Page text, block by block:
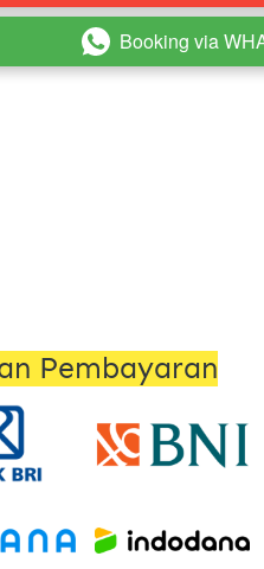
` Booking via
Pembayaran